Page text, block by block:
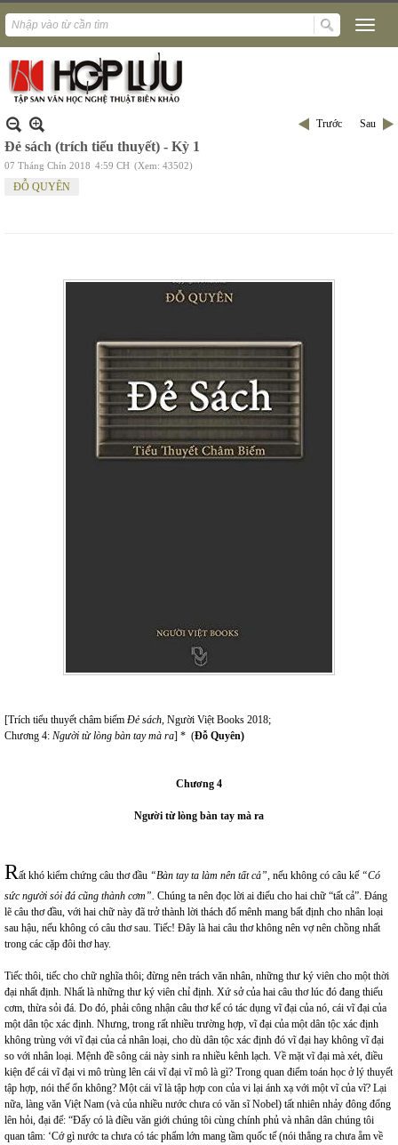
Trước Sau
Đẻ sách (trích tiểu thuyết) - Kỳ 1
07 Tháng Chín 2018 4:59 CH (Xem: 43502)
ĐỖ QUYÊN
[Trích tiểu thuyết châm biếm Đẻ sách, Người Việt Books 2018;
Chương 4: Người từ lòng bàn tay mà ra] * (Đỗ Quyên)
Chương 4
Người từ lòng bàn tay mà ra
Rất khó kiểm chứng câu thơ đầu “Bàn tay ta làm nên tất cả”, nếu không có câu kế “Có
sức người sỏi đá cũng thành cơm”. Chúng ta nên đọc lời ai điếu cho hai chữ “tất cả”. Đáng
lẽ câu thơ đầu, với hai chữ này đã trở thành lời thách đố mênh mang bất định cho nhân loại
sau hậu, nếu không có câu thơ sau. Tiếc! Đây là hai câu thơ không nên vợ nên chồng nhất
trong các cặp đôi thơ hay.
Tiếc thôi, tiếc cho chữ nghĩa thôi; đừng nên trách văn nhân, những thư ký viên cho một thời
đại nhất định. Nhất là những thư ký viên chỉ định. Xứ sở của hai câu thơ lúc đó đang thiếu
cơm, thừa sỏi đá. Do đó, phải công nhận câu thơ kế có tác dụng vĩ đại của nó, cái vĩ đại của
một dân tộc xác định. Nhưng, trong rất nhiều trường hợp, vĩ đại của một dân tộc xác định
không trùng với vĩ đại của cả nhân loại, cho dù dân tộc xác định đó vĩ đại hay không vĩ đại
so với nhân loại. Mệnh đề sông cái này sinh ra nhiều kênh lạch. Về mặt vĩ đại mà xét, điều
kiện để cái vĩ đại vi mô trùng lên cái vĩ đại vĩ mô là gì? Trong quan điểm toán học ở lý thuyết
tập hợp, nói thế ổn không? Một cái vĩ là tập hợp con của vi lại ánh xạ với một vĩ của vĩ? Lại
nữa, làng văn Việt Nam (và của nhiều nước chưa có văn sĩ Nobel) tất nhiên nhảy đông đổng
lên hỏi, đại để: “Đấy có là điều văn giới chúng tôi cùng chính phủ và nhân dân chúng tôi
quan tâm: ‘Cớ gì nước ta chưa có tác phẩm lớn mang tầm quốc tế (nói thẳng ra chưa ẵm về